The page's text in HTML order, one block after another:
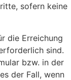
sofern keine
die Erreichung
sind.
bzw. in der
der Fall, wenn